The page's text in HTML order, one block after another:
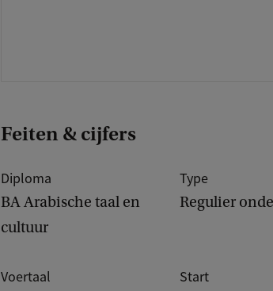
Feiten & cijfers
Diploma
BA Arabische taal en
cultuur
Type
Regulier
Voertaal
Start